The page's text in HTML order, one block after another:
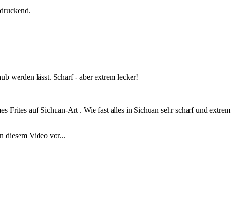
werden lässt. Scharf - aber extrem lecker!
Frites auf Sichuan-Art . Wie fast alles in Sichuan sehr scharf und extrem
diesem Video vor...